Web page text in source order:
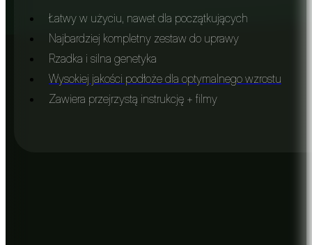
Łatwy w użyciu, nawet dla początkujących
Najbardziej kompletny zestaw do uprawy
Rzadka i silna genetyka
Wysokiej jakości podłoże dla optymalnego wzrostu
Zawiera przejrzystą instrukcję + filmy